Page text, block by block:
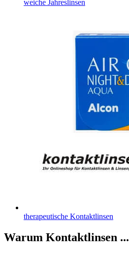
weiche Jahreslinsen
therapeutische Kontaktlinsen
Warum Kontaktlinsen ...